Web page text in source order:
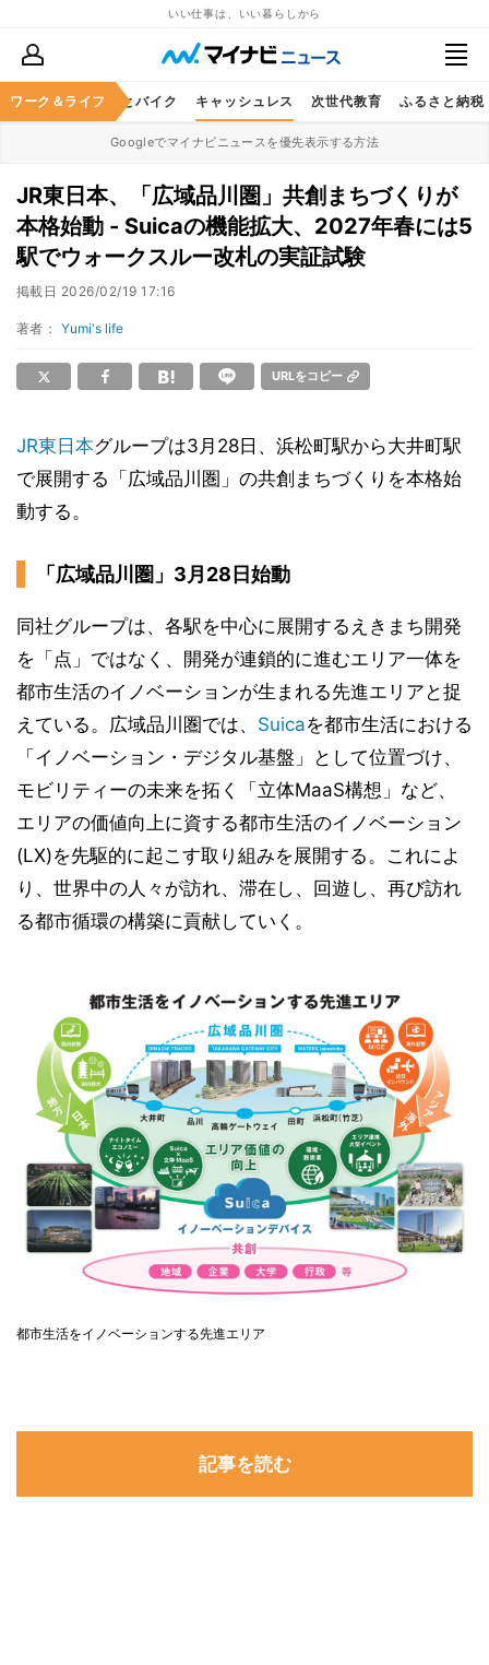
いい仕事は、いい暮らしから
ワーク＆ライフ
レジャー 車とバイク キャッシュレス 次世代教育 ふるさと納税
Googleでマイナビニュースを優先表示する方法
JR東日本、「広域品川圏」共創まちづくりが
本格始動 - Suicaの機能拡大、2027年春には5
駅でウォークスルー改札の実証試験
掲載日 2026/02/19 17:16
著者： Yumi's life
URLをコピー
JR東日本グループは3月28日、浜松町駅から大井町駅
で展開する「広域品川圏」の共創まちづくりを本格始
動する。
「広域品川圏」3月28日始動
同社グループは、各駅を中心に展開するえきまち開発
を「点」ではなく、開発が連鎖的に進むエリア一体を
都市生活のイノベーションが生まれる先進エリアと捉
えている。広域品川圏では、 Suicaを都市生活における
「イノベーション・デジタル基盤」として位置づけ、
モビリティーの未来を拓く「立体MaaS構想」など、
エリアの価値向上に資する都市生活のイノベーション
(LX)を先駆的に起こす取り組みを展開する。これによ
り、世界中の人々が訪れ、滞在し、回遊し、再び訪れ
る都市循環の構築に貢献していく。
都市生活をイノベーションする先進エリア
記事を読む